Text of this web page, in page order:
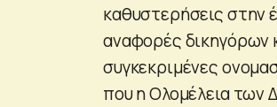
καθυστερήσεις στην
αναφορές δικηγόρων
συγκεκριμένες
που η Ολομέλεια των